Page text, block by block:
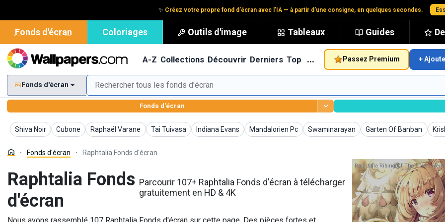
✨ Créez votre propre fond d'écran avec l'IA — à partir d'une consigne, en quelques secondes.
Fonds d'écran Coloriages Outils d'image Tableaux Guides
A-Z Collections Découvrir Derniers Top … Passez Premium +
Fonds d'écran
Fonds d'écran
Shiva Noir
Fonds d'écranCubone
Fonds d'écranRaphaël Varane
Fonds d'écran Tai Tuivasa
Fonds d'écran Indiana Evans
Fonds d'écran Mandalorien Pc
Fonds d'écran Swaminarayan
Fonds d'écran Garten Of Banban
Fonds d'écran
Fonds d'écran Raphtalia Fonds d'écran
Raphtalia Fonds
d'écran
Parcourir 107+ Raphtalia Fonds d'écran à télécharger
gratuitement en HD & 4K
Raphtalia Rising Of The Shield Hero